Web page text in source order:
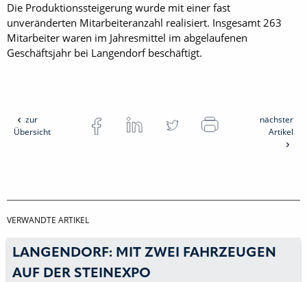
Die Produktionssteigerung wurde mit einer fast
unveränderten Mitarbeiteranzahl realisiert. Insgesamt 263
Mitarbeiter waren im Jahresmittel im abgelaufenen
Geschäftsjahr bei Langendorf beschäftigt.
zur
Übersicht
nächster
Artikel
VERWANDTE ARTIKEL
LANGENDORF: MIT ZWEI FAHRZEUGEN
AUF DER STEINEXPO